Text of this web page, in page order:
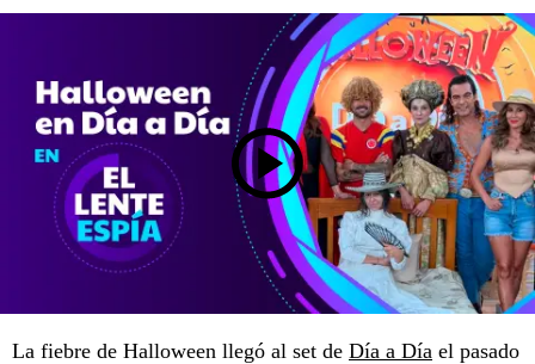
La fiebre de Halloween llegó al set de Día a Día el pasado